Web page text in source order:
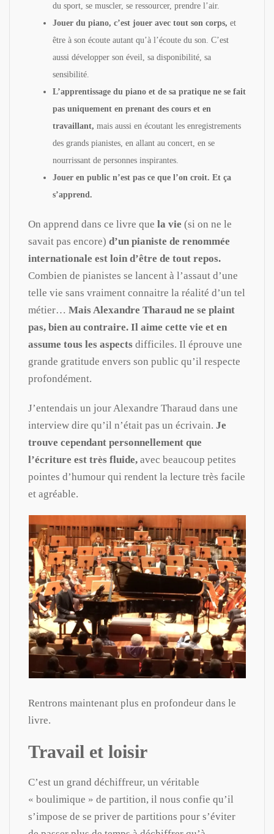
du sport, se muscler, se ressourcer, prendre l’air.
Jouer du piano, c’est jouer avec tout son corps, et
être à son écoute autant qu’à l’écoute du son. C’est
aussi développer son éveil, sa disponibilité, sa
sensibilité.
L’apprentissage du piano et de sa pratique ne se fait
pas uniquement en prenant des cours et en
travaillant, mais aussi en écoutant les enregistrements
des grands pianistes, en allant au concert, en se
nourrissant de personnes inspirantes.
Jouer en public n’est pas ce que l’on croit. Et ça
s’apprend.
On apprend dans ce livre que la vie (si on ne le
savait pas encore) d’un pianiste de renommée
internationale est loin d’être de tout repos.
Combien de pianistes se lancent à l’assaut d’une
telle vie sans vraiment connaitre la réalité d’un tel
métier… Mais Alexandre Tharaud ne se plaint
pas, bien au contraire. Il aime cette vie et en
assume tous les aspects difficiles. Il éprouve une
grande gratitude envers son public qu’il respecte
profondément.
J’entendais un jour Alexandre Tharaud dans une
interview dire qu’il n’était pas un écrivain. Je
trouve cependant personnellement que
l’écriture est très fluide, avec beaucoup petites
pointes d’humour qui rendent la lecture très facile
et agréable.
Rentrons maintenant plus en profondeur dans le
livre.
Travail et loisir
C’est un grand déchiffreur, un véritable
« boulimique » de partition, il nous confie qu’il
s’impose de se priver de partitions pour s’éviter